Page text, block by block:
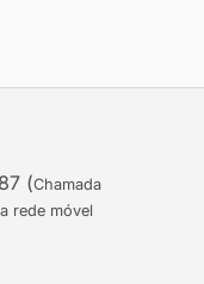
(Chamada
rede móvel